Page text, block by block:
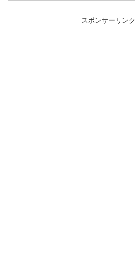
スポンサーリンク